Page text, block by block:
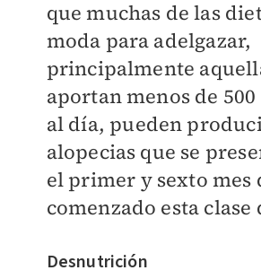
que muchas de las
moda para adelgazar,
principalmente
aportan menos de
al día, pueden
alopecias que se
el primer y sexto mes
comenzado esta clase
Desnutrición